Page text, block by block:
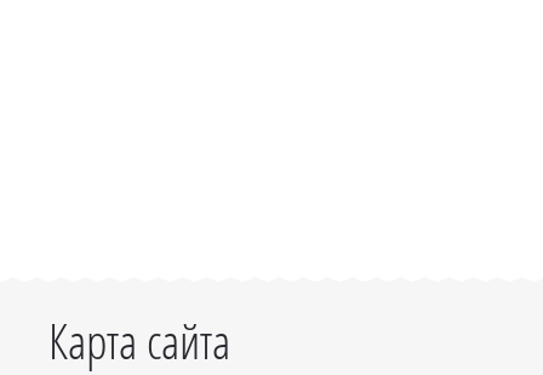
Карта сайта